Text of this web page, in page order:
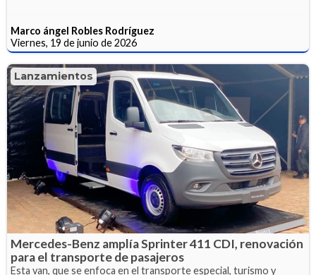
Marco ángel Robles Rodríguez
Viernes, 19 de junio de 2026
Lanzamientos
Mercedes-Benz amplía Sprinter 411 CDI, renovación
para el transporte de pasajeros
Esta van, que se enfoca en el transporte especial, turismo y